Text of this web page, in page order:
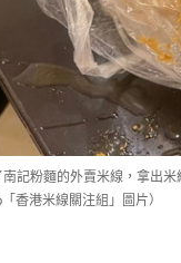
記粉麵的外賣米線，拿出
香港米線關注組」圖片）